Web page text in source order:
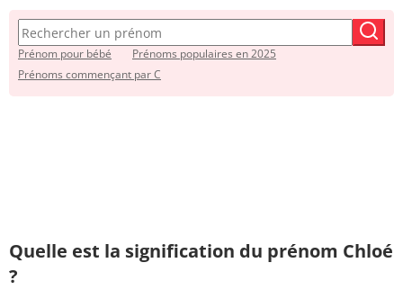
Prénom pour bébé
Prénoms populaires en 2025
Prénoms commençant par C
Quelle est la signification du prénom Chloé
?